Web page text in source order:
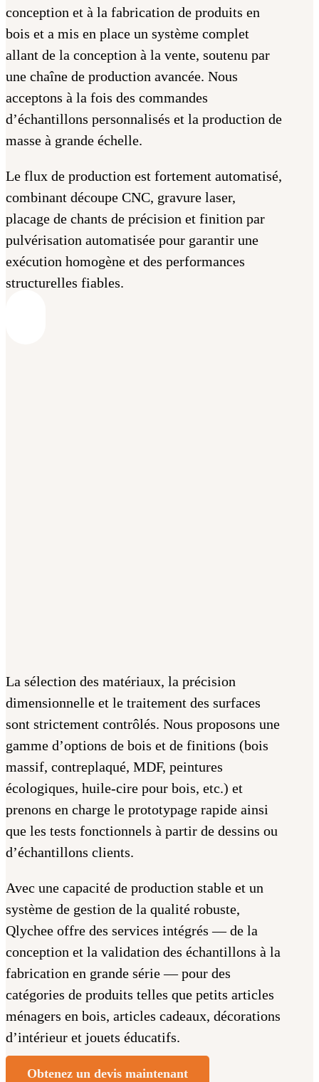
conception et à la fabrication de produits en
bois et a mis en place un système complet
allant de la conception à la vente, soutenu par
une chaîne de production avancée. Nous
acceptons à la fois des commandes
d’échantillons personnalisés et la production de
masse à grande échelle.
Le flux de production est fortement automatisé,
combinant découpe CNC, gravure laser,
placage de chants de précision et finition par
pulvérisation automatisée pour garantir une
exécution homogène et des performances
structurelles fiables.
La sélection des matériaux, la précision
dimensionnelle et le traitement des surfaces
sont strictement contrôlés. Nous proposons une
gamme d’options de bois et de finitions (bois
massif, contreplaqué, MDF, peintures
écologiques, huile-cire pour bois, etc.) et
prenons en charge le prototypage rapide ainsi
que les tests fonctionnels à partir de dessins ou
d’échantillons clients.
Avec une capacité de production stable et un
système de gestion de la qualité robuste,
Qlychee offre des services intégrés — de la
conception et la validation des échantillons à la
fabrication en grande série — pour des
catégories de produits telles que petits articles
ménagers en bois, articles cadeaux, décorations
d’intérieur et jouets éducatifs.
Obtenez un devis maintenant